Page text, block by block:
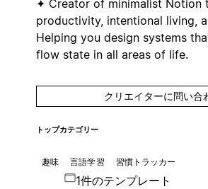
✦ Creator of minimalist Notion
productivity, intentional living,
Helping you design systems
flow state in all areas of life.
クリエイターに問い合
トップカテゴリー
趣味 言語学習 習慣トラッカー
1件のテンプレート